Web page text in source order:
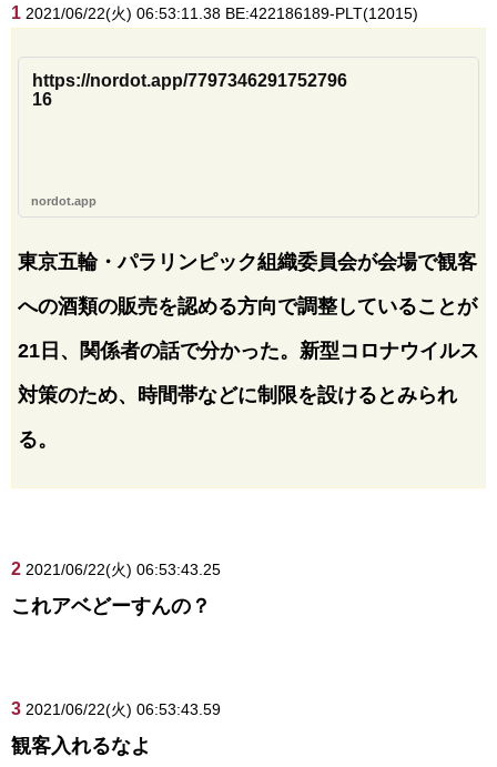
1 2021/06/22(火) 06:53:11.38 BE:422186189-PLT(12015)
https://nordot.app/7797346291752796
16
nordot.app
東京五輪・パラリンピック組織委員会が会場で観客
への酒類の販売を認める方向で調整していることが
21日、関係者の話で分かった。新型コロナウイルス
対策のため、時間帯などに制限を設けるとみられ
る。
2 2021/06/22(火) 06:53:43.25
これアベどーすんの？
3 2021/06/22(火) 06:53:43.59
観客入れるなよ